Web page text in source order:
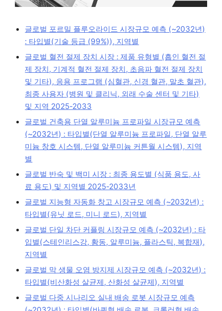
글로벌 포르밀 플루오라이드 시장규모 예측 (~2032년)
: 타입별(기술 등급 (99%)), 지역별
글로벌 혈전 절제 장치 시장 : 제품 유형별 (흡인 혈전 절
제 장치, 기계적 혈전 절제 장치, 초음파 혈전 절제 장치
및 기타), 응용 프로그램 (심혈관, 신경 혈관, 말초 혈관),
최종 사용자 (병원 및 클리닉, 외래 수술 센터 및 기타)
및 지역 2025-2033
글로벌 건축용 단열 알루미늄 프로파일 시장규모 예측
(~2032년) : 타입별(단열 알루미늄 프로파일, 단열 알루
미늄 창호 시스템, 단열 알루미늄 커튼월 시스템), 지역
별
글로벌 반숙 및 백미 시장 : 최종 용도별 (식품 용도, 사
료 용도) 및 지역별 2025-2033년
글로벌 지능형 자동화 창고 시장규모 예측 (~2032년) :
타입별(유닛 로드, 미니 로드), 지역별
글로벌 단일 차단 커플링 시장규모 예측 (~2032년) : 타
입별(스테인리스강, 황동, 알루미늄, 플라스틱, 복합재),
지역별
글로벌 막 생물 오염 방지제 시장규모 예측 (~2032년) :
타입별(비산화성 살균제, 산화성 살균제), 지역별
글로벌 다중 시나리오 실내 배송 로봇 시장규모 예측